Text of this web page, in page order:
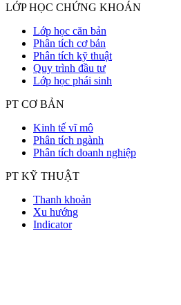
LỚP HỌC CHỨNG KHOÁN
Lớp học căn bản
Phân tích cơ bản
Phân tích kỹ thuật
Quy trình đầu tư
Lớp học phái sinh
PT CƠ BẢN
Kinh tế vĩ mô
Phân tích ngành
Phân tích doanh nghiệp
PT KỸ THUẬT
Thanh khoản
Xu hướng
Indicator